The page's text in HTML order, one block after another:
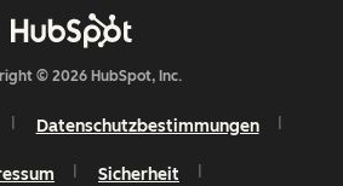
© 2026 HubSpot, Inc.
Datenschutzbestimmungen
Sicherheit